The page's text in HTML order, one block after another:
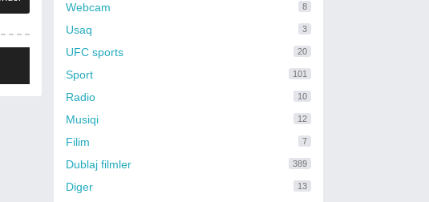
Webcam 8
Usaq 3
UFC sports 20
Sport 101
Radio 10
Musiqi 12
Filim 7
Dublaj filmler 389
Diger 13